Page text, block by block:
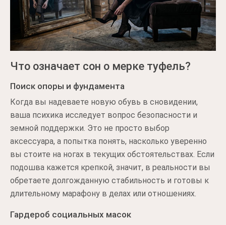
Что означает сон о мерке туфель?
Поиск опоры и фундамента
Когда вы надеваете новую обувь в сновидении,
ваша психика исследует вопрос безопасности и
земной поддержки. Это не просто выбор
аксессуара, а попытка понять, насколько уверенно
вы стоите на ногах в текущих обстоятельствах. Если
подошва кажется крепкой, значит, в реальности вы
обретаете долгожданную стабильность и готовы к
длительному марафону в делах или отношениях.
Гардероб социальных масок